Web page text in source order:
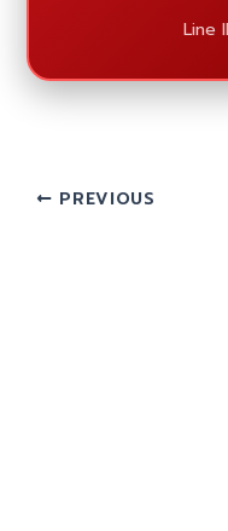
Line
PREVIOUS